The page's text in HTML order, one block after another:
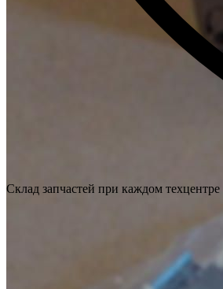
Склад запчастей при каждом техцентре